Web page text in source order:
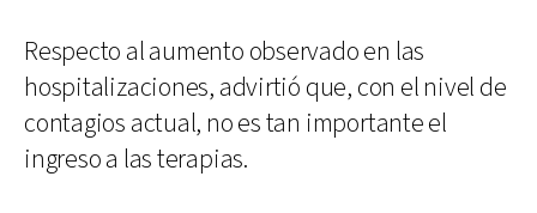
Respecto al aumento observado en las
hospitalizaciones, advirtió que, con el nivel de
contagios actual, no es tan importante el
ingreso a las terapias.